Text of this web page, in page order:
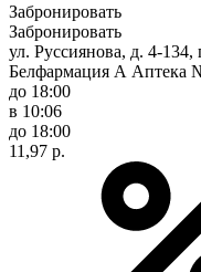
Забронировать
Забронировать
ул. Руссиянова, д. 4-134,
Белфармация А Аптека
до 18:00
в 10:06
до 18:00
11,97 р.